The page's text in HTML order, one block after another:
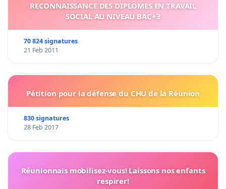
RECONNAISSANCE DES DIPLÔMES EN TRAVAIL
SOCIAL AU NIVEAU BAC+3
70 824 signatures
21 Feb 2011
Pétition pour la défense du CHU de la Réunion
830 signatures
28 Feb 2017
Réunionnais mobilisez-vous! Laissons nos enfants
respirer!